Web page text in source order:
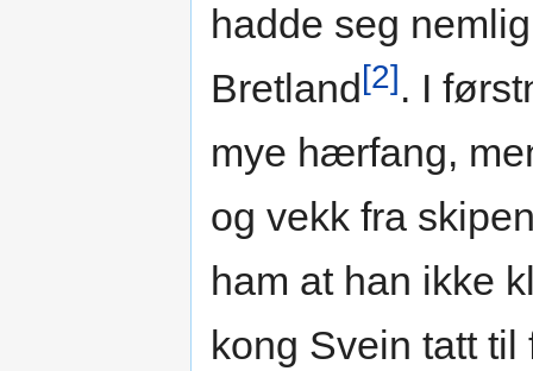
hadde seg
Bretland[2]. I
mye hærfang,
og vekk fra
ham at han ikke
kong Svein tatt